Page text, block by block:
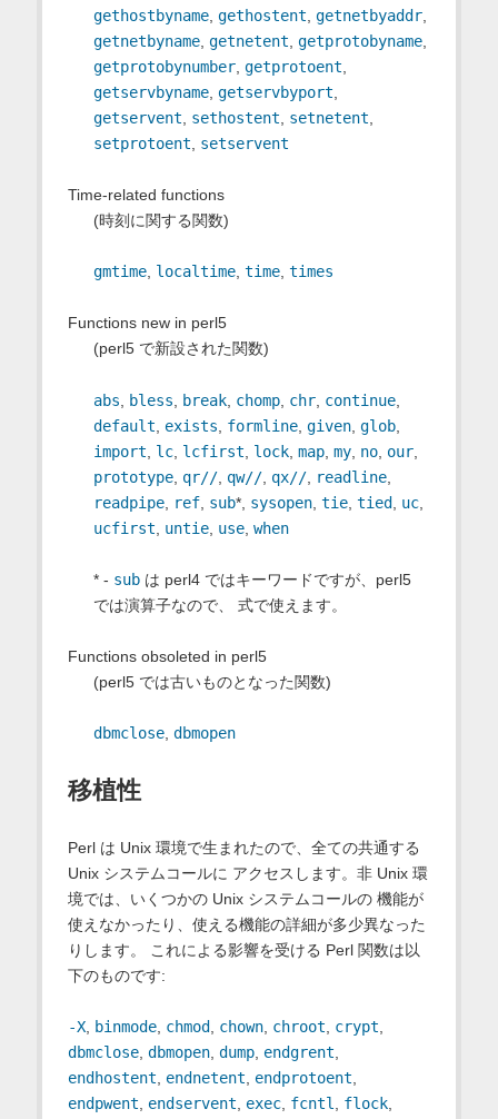
gethostbyname, gethostent, getnetbyaddr,
getnetbyname, getnetent, getprotobyname,
getprotobynumber, getprotoent,
getservbyname, getservbyport,
getservent, sethostent, setnetent,
setprotoent, setservent
Time-related functions
(時刻に関する関数)
gmtime, localtime, time, times
Functions new in perl5
(perl5 で新設された関数)
abs bless break, chomp, chr, continue,
default
exists formline, given, glob,
import
lc, lcfirst lock, map, my, no, our,
prototype, qr//, qw//, qx//, readline,
readpipe, ref, sub*, sysopen, tie, tied, uc,
ucfirst
untie, use, when
* - subは perl4 ではキーワードですが、perl5
では演算子なので、 式で使えます。
Functions obsoleted in perl5
(perl5 では古いものとなった関数)
dbmclose, dbmopen
移植性
Perl は Unix 環境で生まれたので、全ての共通する
Unix システムコールに アクセスします。非 Unix 環
境では、いくつかの Unix システムコールの 機能が
使えなかったり、使える機能の詳細が多少異なった
りします。 これによる影響を受ける Perl 関数は以
下のものです:
-X, binmode, chmod chown, chroot crypt
dbmclose, dbmopen, dump, endgrent
endhostent
endnetent endprotoent
endpwent
endservent exec, fcntl flock,